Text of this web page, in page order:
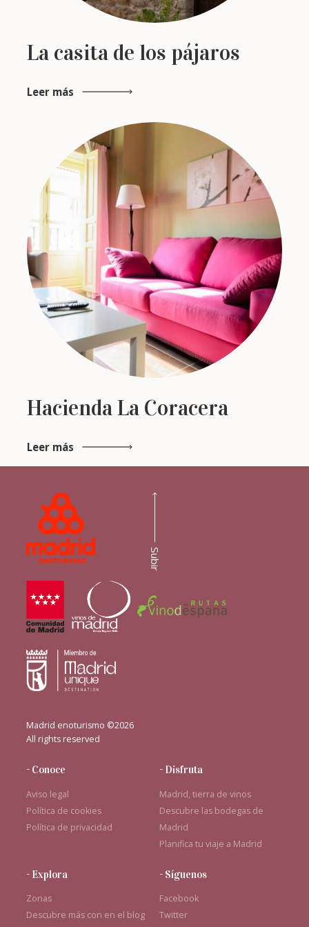
La casita de los pájaros
Leer más
Hacienda La Coracera
Leer más
Madrid enoturismo ©2026
All rights reserved
- Conoce
Aviso legal
Política de cookies
Política de privacidad
- Disfruta
Madrid, tierra de vinos
Descubre las bodegas de
Madrid
Planifica tu viaje a Madrid
- Explora
Zonas
Descubre más con en el blog
- Síguenos
Facebook
Twitter
Subir